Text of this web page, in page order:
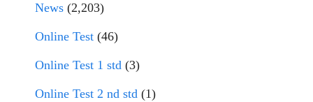
News (2,203)
Online Test (46)
Online Test 1 std (3)
Online Test 2 nd std (1)